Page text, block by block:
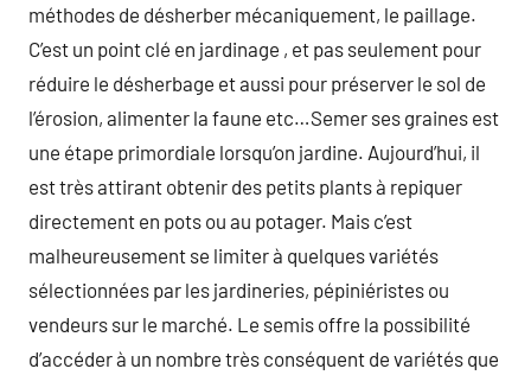
méthodes de désherber mécaniquement, le paillage.
C’est un point clé en jardinage , et pas seulement pour
réduire le désherbage et aussi pour préserver le sol de
l’érosion, alimenter la faune etc…Semer ses graines est
une étape primordiale lorsqu’on jardine. Aujourd’hui, il
est très attirant obtenir des petits plants à repiquer
directement en pots ou au potager. Mais c’est
malheureusement se limiter à quelques variétés
sélectionnées par les jardineries, pépiniéristes ou
vendeurs sur le marché. Le semis offre la possibilité
d’accéder à un nombre très conséquent de variétés que